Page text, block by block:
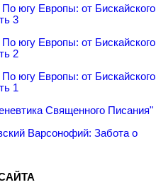
югу Европы: от Бискайского
3
югу Европы: от Бискайского
2
югу Европы: от Бискайского
1
Священного Писания"
Варсонофий: Забота о